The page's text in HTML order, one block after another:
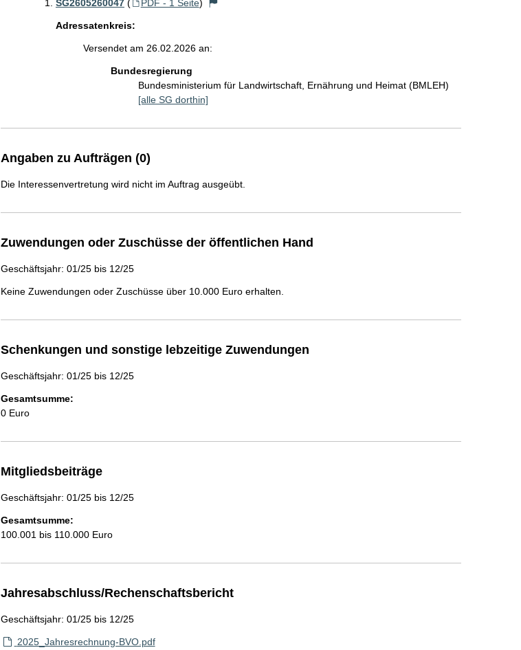
SG2605260047 ( PDF - 1 Seite)
Adressatenkreis:
Versendet am 26.02.2026 an:
Bundesregierung
Bundesministerium für Landwirtschaft, Ernährung und Heimat (BMLEH)
[alle SG dorthin]
Angaben zu Aufträgen (0)
Die Interessenvertretung wird nicht im Auftrag ausgeübt.
Zuwendungen oder Zuschüsse der öffentlichen Hand
Geschäftsjahr: 01/25 bis 12/25
Keine Zuwendungen oder Zuschüsse über 10.000 Euro erhalten.
Schenkungen und sonstige lebzeitige Zuwendungen
Geschäftsjahr: 01/25 bis 12/25
Gesamtsumme:
0 Euro
Mitgliedsbeiträge
Geschäftsjahr: 01/25 bis 12/25
Gesamtsumme:
100.001 bis 110.000 Euro
Jahresabschluss/Rechenschaftsbericht
Geschäftsjahr: 01/25 bis 12/25
2025_Jahresrechnung-BVO.pdf